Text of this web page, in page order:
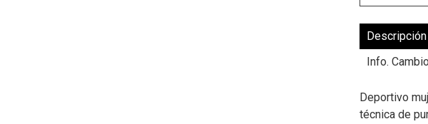
Descripción
Info.
Deportivo
técnica de